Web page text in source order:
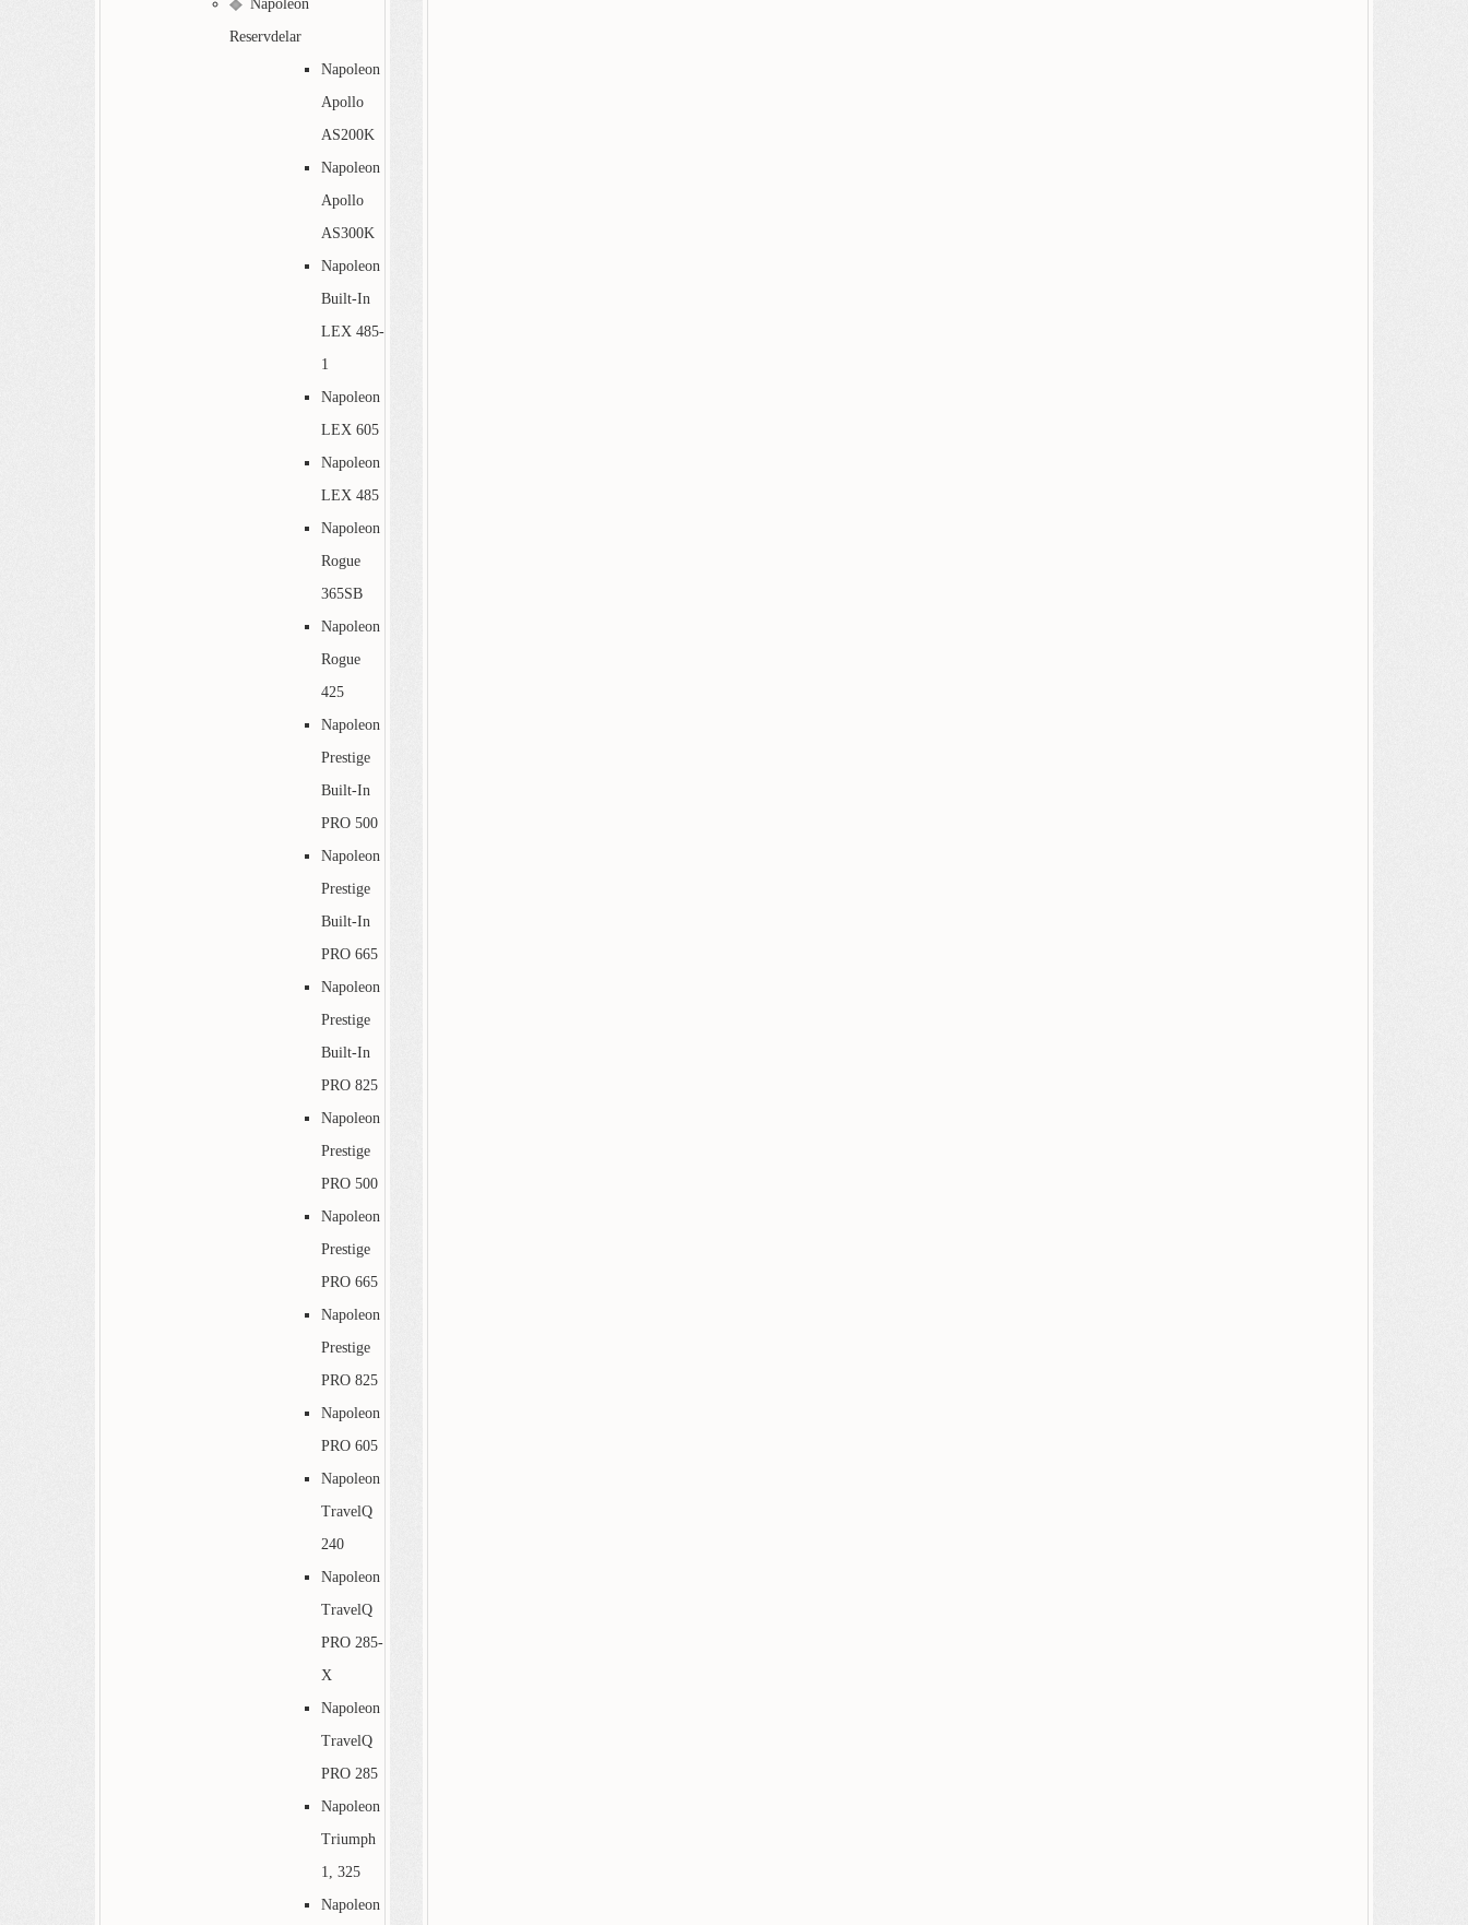
Napoleon
Reservdelar
Napoleon
Apollo
AS200K
Napoleon
Apollo
AS300K
Napoleon
Built-In
LEX 485-
1
Napoleon
LEX 605
Napoleon
LEX 485
Napoleon
Rogue
365SB
Napoleon
Rogue
425
Napoleon
Prestige
Built-In
PRO 500
Napoleon
Prestige
Built-In
PRO 665
Napoleon
Prestige
Built-In
PRO 825
Napoleon
Prestige
PRO 500
Napoleon
Prestige
PRO 665
Napoleon
Prestige
PRO 825
Napoleon
PRO 605
Napoleon
TravelQ
240
Napoleon
TravelQ
PRO 285-
X
Napoleon
TravelQ
PRO 285
Napoleon
Triumph
1, 325
Napoleon